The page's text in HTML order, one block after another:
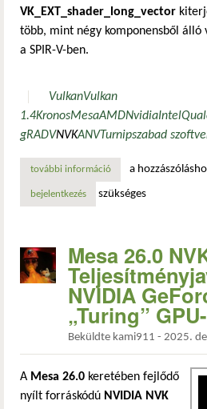
VK_EXT_shader_long_vector
több, mint négy komponensből álló
a SPIR-V-ben.
VulkanVulkan
1.4KronosMesaAMDNvidiaIntel
gRADVNVKANVTurnipszabad
további információvulkan 1.4.337: új
a
bejelentkezés szükséges
Mesa 26.0
NVIDIA
„Turing”
Beküldte kami911 - 2025.
A Mesa 26.0 keretében fejlődő
nyílt forráskódú NVIDIA NVK